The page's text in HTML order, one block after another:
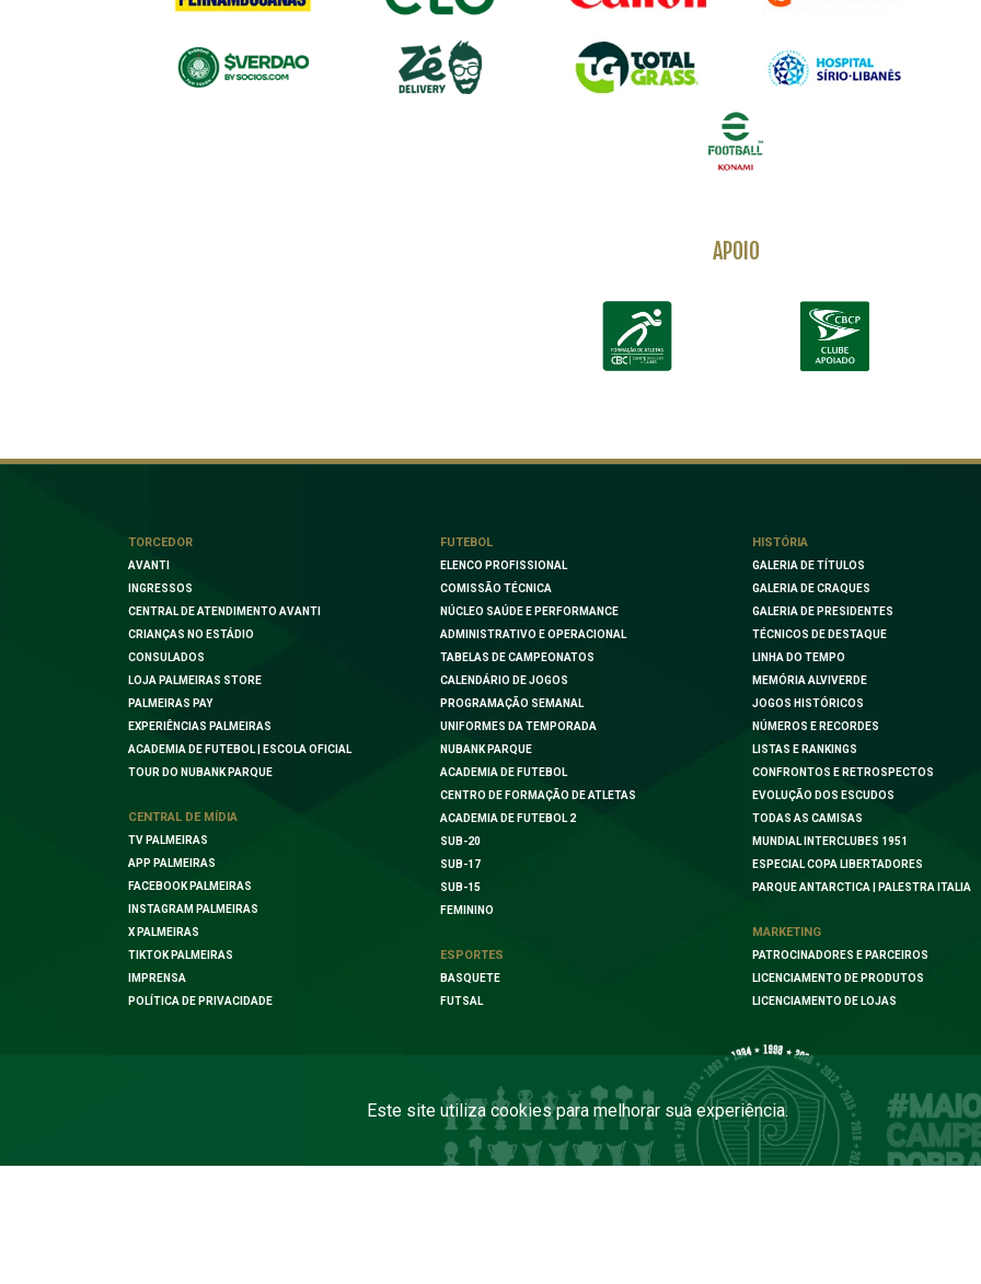
APOIO
TORCEDOR
AVANTI
INGRESSOS
CENTRAL DE ATENDIMENTO AVANTI
CRIANÇAS NO ESTÁDIO
CONSULADOS
LOJA PALMEIRAS STORE
PALMEIRAS PAY
EXPERIÊNCIAS PALMEIRAS
ACADEMIA DE FUTEBOL | ESCOLA OFICIAL
TOUR DO NUBANK PARQUE
CENTRAL DE MÍDIA
TV PALMEIRAS
APP PALMEIRAS
FACEBOOK PALMEIRAS
INSTAGRAM PALMEIRAS
X PALMEIRAS
TIKTOK PALMEIRAS
IMPRENSA
POLÍTICA DE PRIVACIDADE
FUTEBOL
ELENCO PROFISSIONAL
COMISSÃO TÉCNICA
NÚCLEO SAÚDE E PERFORMANCE
ADMINISTRATIVO E OPERACIONAL
TABELAS DE CAMPEONATOS
CALENDÁRIO DE JOGOS
PROGRAMAÇÃO SEMANAL
UNIFORMES DA TEMPORADA
NUBANK PARQUE
ACADEMIA DE FUTEBOL
CENTRO DE FORMAÇÃO DE ATLETAS
ACADEMIA DE FUTEBOL 2
SUB-20
SUB-17
SUB-15
FEMININO
ESPORTES
BASQUETE
FUTSAL
HISTÓRIA
GALERIA DE TÍTULOS
GALERIA DE CRAQUES
GALERIA DE PRESIDENTES
TÉCNICOS DE DESTAQUE
LINHA DO TEMPO
MEMÓRIA ALVIVERDE
JOGOS HISTÓRICOS
NÚMEROS E RECORDES
LISTAS E RANKINGS
CONFRONTOS E RETROSPECTOS
EVOLUÇÃO DOS ESCUDOS
TODAS AS CAMISAS
MUNDIAL INTERCLUBES 1951
ESPECIAL COPA LIBERTADORES
PARQUE ANTARCTICA | PALESTRA ITALIA
MARKETING
PATROCINADORES E PARCEIROS
LICENCIAMENTO DE PRODUTOS
LICENCIAMENTO DE LOJAS
Este site utiliza cookies para melhorar sua experiência.